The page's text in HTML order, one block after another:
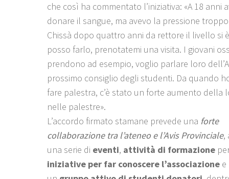
che così ha commentato l’iniziativa: «A 18 anni
donare il sangue, ma avevo la pressione
Chissà dopo quattro anni da rettore il livello si
posso farlo, prenotatemi una visita. I giovani
prendono ad esempio, voglio parlare loro
prossimo consiglio degli studenti. Da quando
fare palestra, c’è stato un forte aumento della
nelle palestre».
L’accordo firmato stamane prevede una forte
collaborazione tra l’ateneo e l’Avis Provinciale,
una serie di eventi, attività di formazione
iniziative per far conoscere l’associazione e